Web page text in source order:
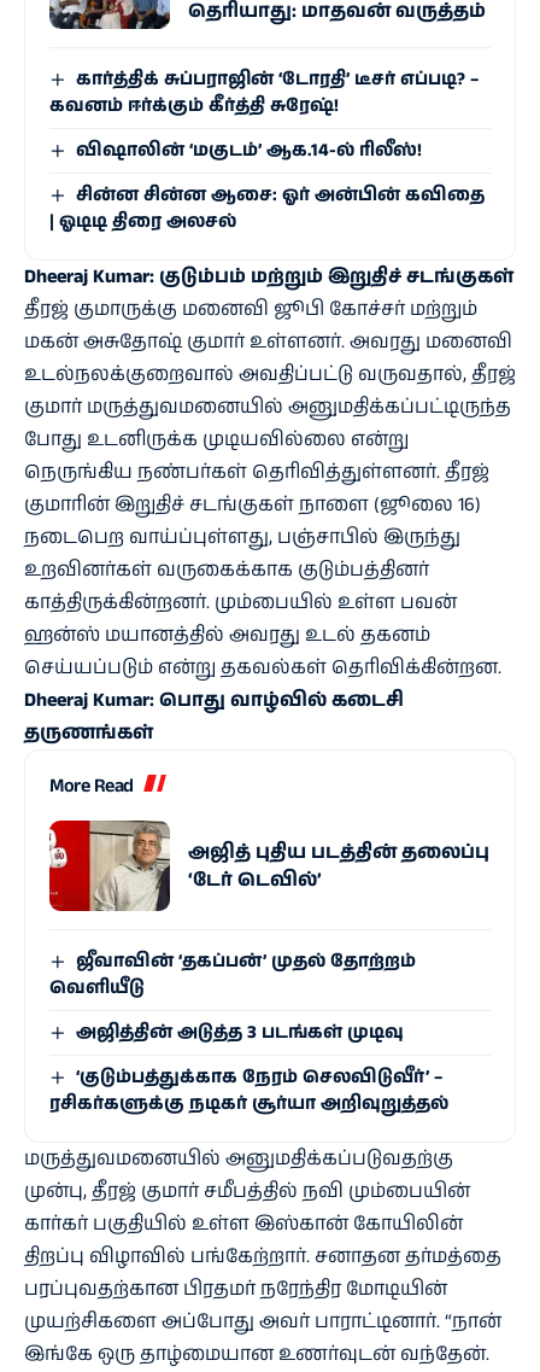
தெரியாது: மாதவன் வருத்தம்
கார்த்திக் சுப்பராஜின் ‘டோரதி’ டீசர் எப்படி? –
கவனம் ஈர்க்கும் கீர்த்தி சுரேஷ்!
விஷாலின் ‘மகுடம்’ ஆக.14-ல் ரிலீஸ்!
சின்ன சின்ன ஆசை: ஓர் அன்பின் கவிதை
| ஓடிடி திரை அலசல்
Dheeraj Kumar: குடும்பம் மற்றும் இறுதிச் சடங்குகள்
தீரஜ் குமாருக்கு மனைவி ஜூபி கோச்சர் மற்றும்
மகன் அசுதோஷ் குமார் உள்ளனர். அவரது மனைவி
உடல்நலக்குறைவால் அவதிப்பட்டு வருவதால், தீரஜ்
குமார் மருத்துவமனையில் அனுமதிக்கப்பட்டிருந்த
போது உடனிருக்க முடியவில்லை என்று
நெருங்கிய நண்பர்கள் தெரிவித்துள்ளனர். தீரஜ்
குமாரின் இறுதிச் சடங்குகள் நாளை (ஜூலை 16)
நடைபெற வாய்ப்புள்ளது, பஞ்சாபில் இருந்து
உறவினர்கள் வருகைக்காக குடும்பத்தினர்
காத்திருக்கின்றனர். மும்பையில் உள்ள பவன்
ஹன்ஸ் மயானத்தில் அவரது உடல் தகனம்
செய்யப்படும் என்று தகவல்கள் தெரிவிக்கின்றன.
Dheeraj Kumar: பொது வாழ்வில் கடைசி
தருணங்கள்
More Read
அஜித் புதிய படத்தின் தலைப்பு
‘டேர் டெவில்’
ஜீ​வாவின் ‘தகப்பன்’ முதல் தோற்றம்
வெளியீடு
அஜித்தின் அடுத்த 3 படங்கள் முடிவு
‘குடும்பத்துக்காக நேரம் செலவிடுவீர்’ –
ரசிகர்களுக்கு நடிகர் சூர்யா அறிவுறுத்தல்
மருத்துவமனையில் அனுமதிக்கப்படுவதற்கு
முன்பு, தீரஜ் குமார் சமீபத்தில் நவி மும்பையின்
கார்கர் பகுதியில் உள்ள இஸ்கான் கோயிலின்
திறப்பு விழாவில் பங்கேற்றார். சனாதன தர்மத்தை
பரப்புவதற்கான பிரதமர் நரேந்திர மோடியின்
முயற்சிகளை அப்போது அவர் பாராட்டினார். “நான்
இங்கே ஒரு தாழ்மையான உணர்வுடன் வந்தேன்.